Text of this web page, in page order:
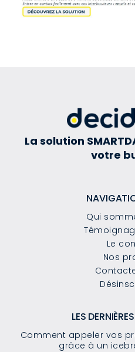
La solution
votre
Qui
Le
Nos
LES
Comment appeler vos
grâce à un